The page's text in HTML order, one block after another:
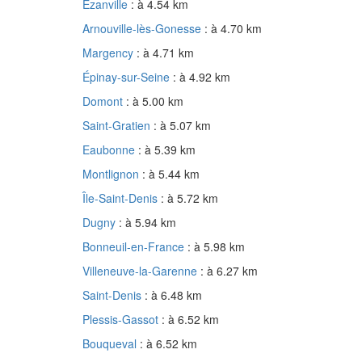
Ézanville : à 4.54 km
Arnouville-lès-Gonesse : à 4.70 km
Margency : à 4.71 km
Épinay-sur-Seine : à 4.92 km
Domont : à 5.00 km
Saint-Gratien : à 5.07 km
Eaubonne : à 5.39 km
Montlignon : à 5.44 km
Île-Saint-Denis : à 5.72 km
Dugny : à 5.94 km
Bonneuil-en-France : à 5.98 km
Villeneuve-la-Garenne : à 6.27 km
Saint-Denis : à 6.48 km
Plessis-Gassot : à 6.52 km
Bouqueval : à 6.52 km